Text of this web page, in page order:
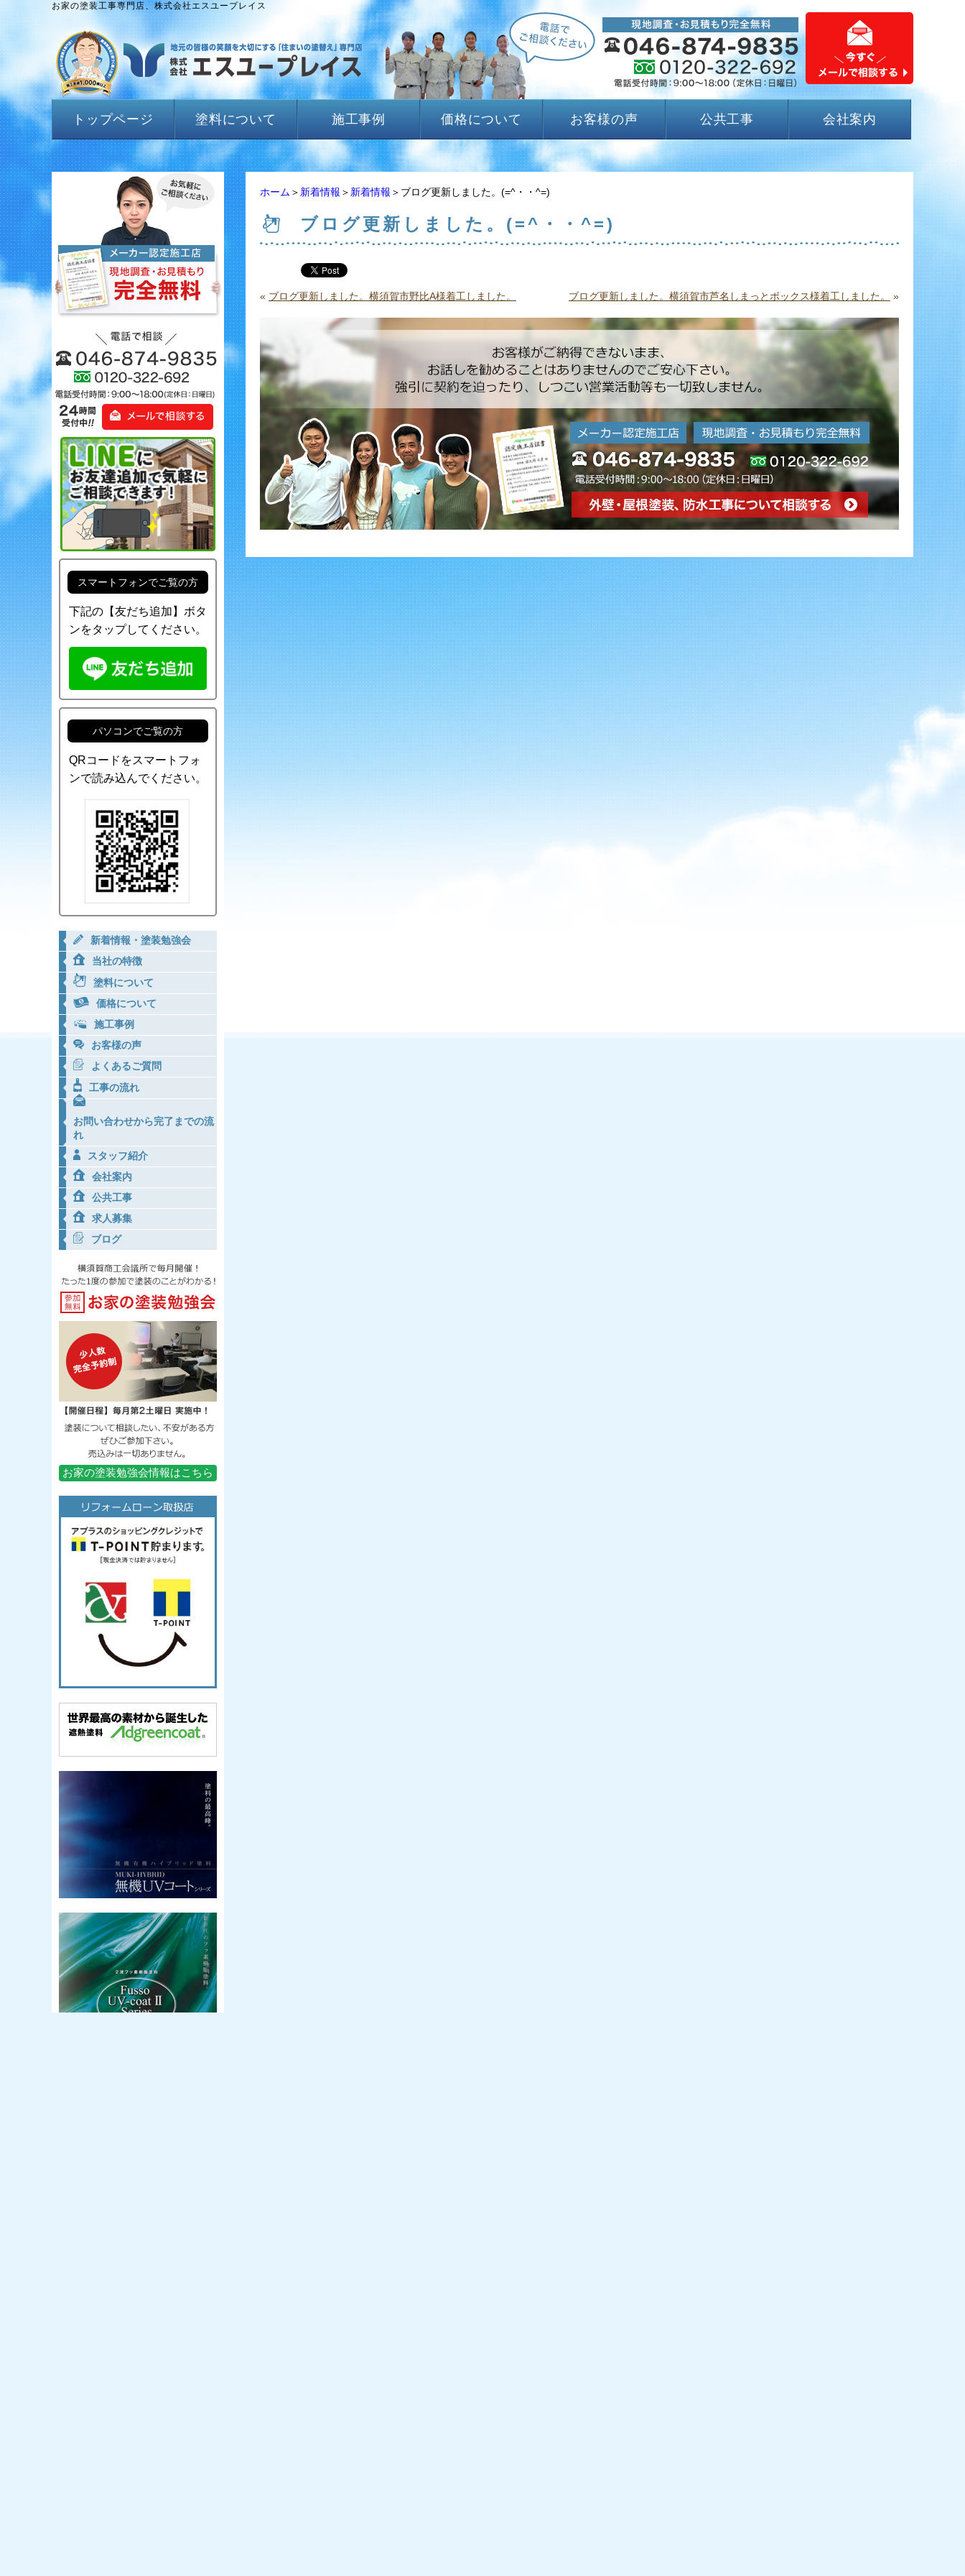
お家の塗装工事専門店、株式会社エスユープレイス
トップページ 塗料について 施工事例 価格について お客様の声 公共工事 会社案内
ホーム ＞ 新着情報 ＞ 新着情報 ＞ブログ更新しました。(=^・・^=)
ブログ更新しました。(=^・・^=)
« ブログ更新しました。横須賀市野比A様着工しました。 ブログ更新しました。横須賀市芦名しまっとボックス様着工しました。 »
スマートフォンでご覧の方
下記の【友だち追加】ボタ
ンをタップしてください。
パソコンでご覧の方
QRコードをスマートフォ
ンで読み込んでください。
新着情報・塗装勉強会
当社の特徴
塗料について
価格について
施工事例
お客様の声
よくあるご質問
工事の流れ
お問い合わせから完了までの流
れ
スタッフ紹介
会社案内
公共工事
求人募集
ブログ
お家の塗装勉強会情報はこちら